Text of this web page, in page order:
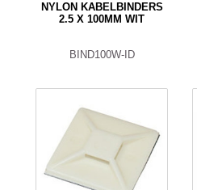
NYLON KABELBINDERS
2.5 X 100MM WIT
BIND100W-ID